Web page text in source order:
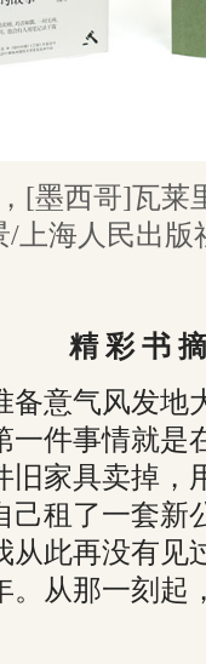
[墨西哥]瓦莱
/上海人民出版
精 彩 书
备意气风发地
一件事情就是
旧家具卖掉，
己租了一套新
从此再没有见
。从那一刻起